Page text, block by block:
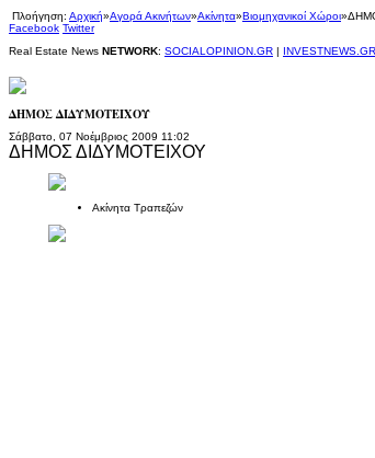
Πλοήγηση: Αρχική»Αγορά Ακινήτων»Ακίνητα»Βιομηχανικοί Χώροι»
Facebook Twitter
Real Estate News NETWORK: SOCIALOPINION.GR | INVESTNEWS.GR
ΔΗΜΟΣ ΔΙΔΥΜΟΤΕΙΧΟΥ
Σάββατο, 07 Νοέμβριος 2009 11:02
ΔΗΜΟΣ ΔΙΔΥΜΟΤΕΙΧΟΥ
Ακίνητα Τραπεζών